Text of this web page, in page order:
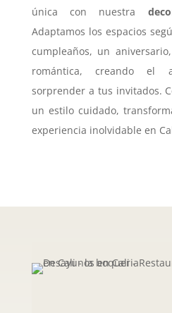
única con nuestra
Adaptamos los espacios
cumpleaños, un
romántica, creando el
sorprender a tus invitados.
un estilo cuidado,
experiencia inolvidable en